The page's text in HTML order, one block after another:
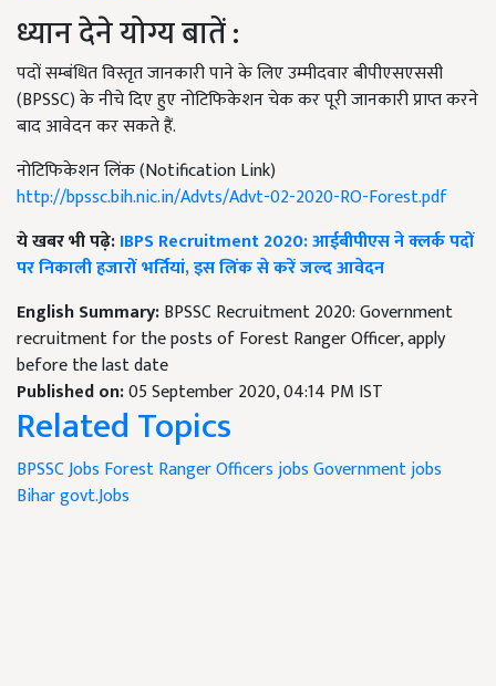
ध्यान देने योग्य बातें :
पदों सम्बंधित विस्तृत जानकारी पाने के लिए उम्मीदवार बीपीएसएससी
(BPSSC) के नीचे दिए हुए नोटिफिकेशन चेक कर पूरी जानकारी प्राप्त करने
बाद आवेदन कर सकते हैं.
नोटिफिकेशन लिंक (Notification Link)
http://bpssc.bih.nic.in/Advts/Advt-02-2020-RO-Forest.pdf
ये खबर भी पढ़े:IBPS Recruitment 2020: आईबीपीएस ने क्लर्क पदों
पर निकाली हजारों भर्तियां, इस लिंक से करें जल्द आवेदन
English Summary:BPSSC Recruitment 2020: Government
recruitment for the posts of Forest Ranger Officer, apply
before the last date
Published on:05 September 2020, 04:14 PM IST
Related Topics
BPSSC Jobs Forest Ranger Officers jobsGovernment jobs
Bihar govt.Jobs